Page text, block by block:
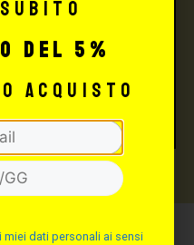
del 5%
acquisto
dati personali ai sensi